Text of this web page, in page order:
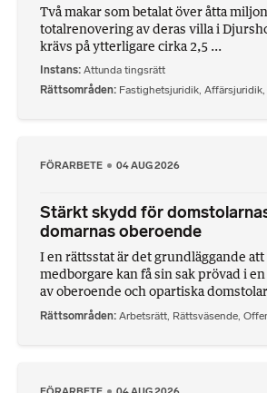
Två makar som betalat över åtta
totalrenovering av deras villa i
krävs på ytterligare cirka 2,5 ...
Instans Attunda tingsrätt
Rättsområden Fastighetsjuridik, Affärsjuridik,
FÖRARBETE 04 AUG 2026
Stärkt skydd för
domarnas oberoende
I en rättsstat är det grundläggande att
medborgare kan få sin sak prövad i
av oberoende och opartiska
Rättsområden Arbetsrätt, Rättsväsende,